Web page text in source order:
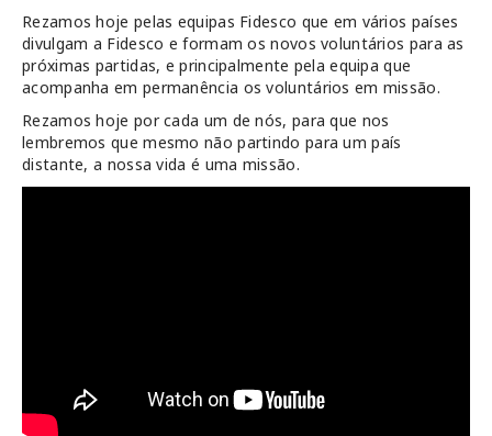
Rezamos hoje pelas equipas Fidesco que em vários países
divulgam a Fidesco e formam os novos voluntários para as
próximas partidas, e principalmente pela equipa que
acompanha em permanência os voluntários em missão.
Rezamos hoje por cada um de nós, para que nos
lembremos que mesmo não partindo para um país
distante, a nossa vida é uma missão.